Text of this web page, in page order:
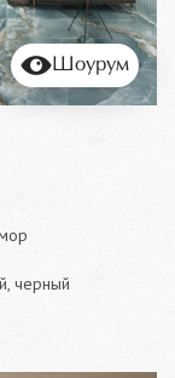
Шоурум
черный